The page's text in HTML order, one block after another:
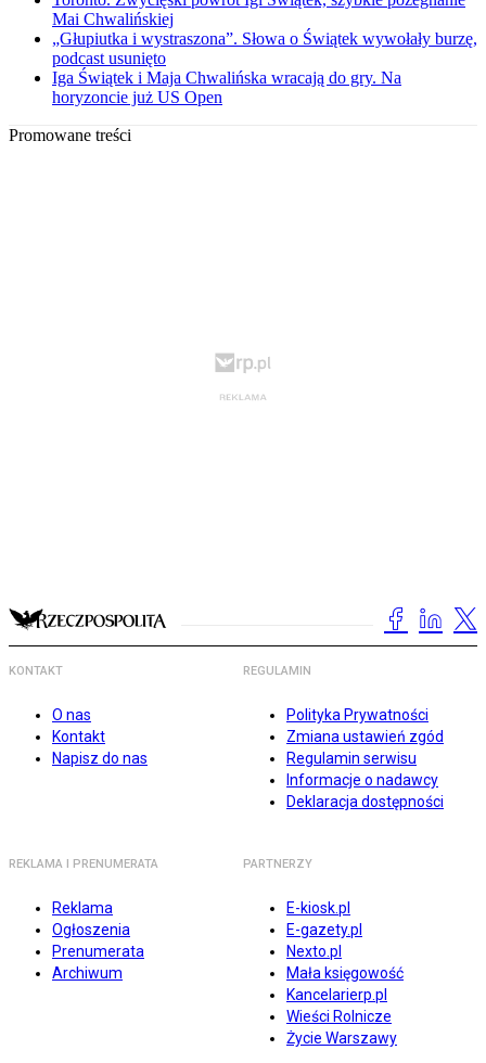
Mai Chwalińskiej
„Głupiutka i wystraszona”. Słowa o Świątek wywołały burzę,
podcast usunięto
Iga Świątek i Maja Chwalińska wracają do gry. Na
horyzoncie już US Open
Promowane treści
KONTAKT
O nas
Kontakt
Napisz do nas
REGULAMIN
Polityka Prywatności
Zmiana ustawień zgód
Regulamin serwisu
Informacje o nadawcy
Deklaracja dostępności
REKLAMA I PRENUMERATA
Reklama
Ogłoszenia
Prenumerata
Archiwum
PARTNERZY
E-kiosk.pl
E-gazety.pl
Nexto.pl
Mała księgowość
Kancelarierp.pl
Wieści Rolnicze
Życie Warszawy